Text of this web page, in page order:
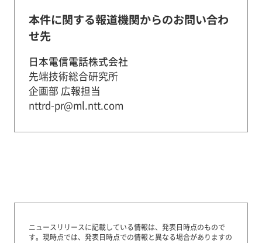
本件に関する報道機関からのお問い合わ
せ先
日本電信電話株式会社
先端技術総合研究所
企画部 広報担当
nttrd-pr@ml.ntt.com
ニュースリリースに記載している情報は、発表日時点のもので
す。 現時点では、発表日時点での情報と異なる場合がありますの